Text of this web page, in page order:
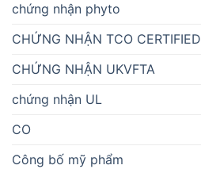
chứng nhận phyto
CHỨNG NHẬN TCO CERTIFIED
CHỨNG NHẬN UKVFTA
chứng nhận UL
CO
Công bố mỹ phẩm